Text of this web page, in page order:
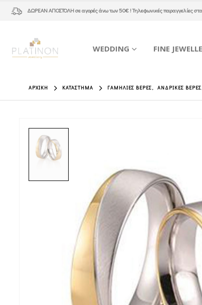
ΔΩΡΕΑΝ ΑΠΟΣΤΟΛΗσε αγορές άνω των 50€ ! Τηλεφωνικές παραγγελίες
WEDDING FINE
ΑΡΧΙΚΉ ΚΑΤΆΣΤΗΜΑ ΓΑΜΉΛΙΕΣ ΒΈΡΕΣ, ΑΝΔΡΙΚΈΣ ΒΈΡΕΣ